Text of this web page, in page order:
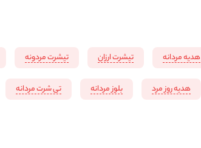
هدیه مردانه تیشرت ارزان تیشرت مردونه
هدیه روز مرد بلوز مردانه تی شرت مردانه